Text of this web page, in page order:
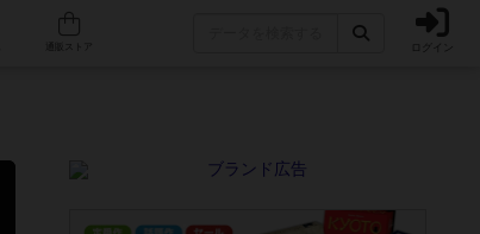
人気ボードゲーム ログイン